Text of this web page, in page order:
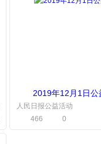
2019年12月1日公
人民日报公益活动
466
0